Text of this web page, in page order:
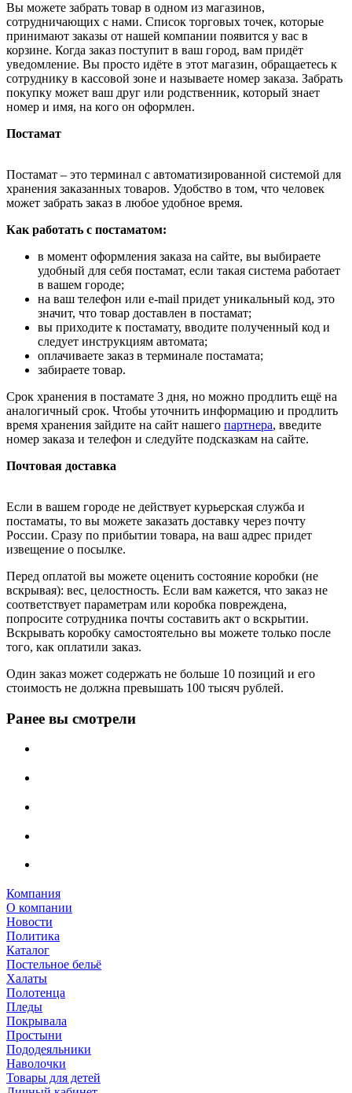
Вы можете забрать товар в одном из магазинов,
сотрудничающих с нами. Список торговых точек, которые
принимают заказы от нашей компании появится у вас в
корзине. Когда заказ поступит в ваш город, вам придёт
уведомление. Вы просто идёте в этот магазин, обращаетесь к
сотруднику в кассовой зоне и называете номер заказа. Забрать
покупку может ваш друг или родственник, который знает
номер и имя, на кого он оформлен.
Постамат
Постамат – это терминал с автоматизированной системой для
хранения заказанных товаров. Удобство в том, что человек
может забрать заказ в любое удобное время.
Как работать с постаматом:
в момент оформления заказа на сайте, вы выбираете
удобный для себя постамат, если такая система работает
в вашем городе;
на ваш телефон или e-mail придет уникальный код, это
значит, что товар доставлен в постамат;
вы приходите к постамату, вводите полученный код и
следует инструкциям автомата;
оплачиваете заказ в терминале постамата;
забираете товар.
Срок хранения в постамате 3 дня, но можно продлить ещё на
аналогичный срок. Чтобы уточнить информацию и продлить
время хранения зайдите на сайт нашего партнера, введите
номер заказа и телефон и следуйте подсказкам на сайте.
Почтовая доставка
Если в вашем городе не действует курьерская служба и
постаматы, то вы можете заказать доставку через почту
России. Сразу по прибытии товара, на ваш адрес придет
извещение о посылке.
Перед оплатой вы можете оценить состояние коробки (не
вскрывая): вес, целостность. Если вам кажется, что заказ не
соответствует параметрам или коробка повреждена,
попросите сотрудника почты составить акт о вскрытии.
Вскрывать коробку самостоятельно вы можете только после
того, как оплатили заказ.
Один заказ может содержать не больше 10 позиций и его
стоимость не должна превышать 100 тысяч рублей.
Ранее вы смотрели
Компания
О компании
Новости
Политика
Каталог
Постельное бельё
Халаты
Полотенца
Пледы
Покрывала
Простыни
Пододеяльники
Наволочки
Товары для детей